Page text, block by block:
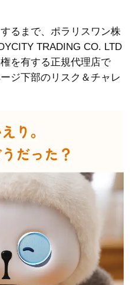
るまで、ポラリスワン株
TRADING CO. LTD
を有する正規代理店で
ジ下部のリスク＆チャレ